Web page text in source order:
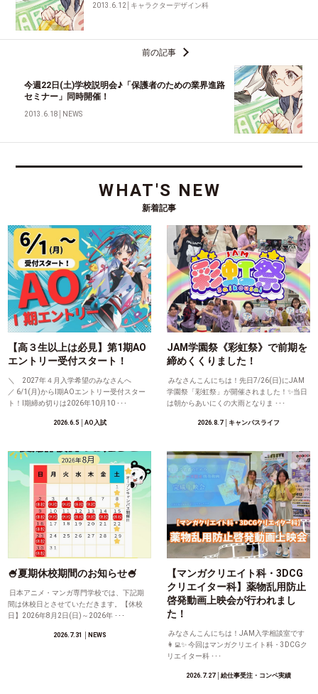
2013.6.12 キャラクターデザイン科
前の記事
今週22日(土)学校説明会♪「保護者のための業界進路
セミナー」同時開催！
2013.6.18 NEWS
WHAT'S NEW
新着記事
【高３生以上は必見】第1期AO
エントリー受付スタート！
＼ 2027年４月入学希望のみなさんへ
／ 6/1(月)からⅠ期AOエントリー受付スター
ト！Ⅰ期締め切りは2026年10月10 ･･･
2026.6.5│AO入試
JAM学園祭《彩虹祭》で前期を
締めくくりました！
みなさんこんにちは！先日7/26(日)にJAM
学園祭「彩虹祭」が開催されました！✨当日
は朝からあいにくの大雨となりま ･･･
2026.8.7│キャンパスライフ
🍧夏期休校期間のお知らせ🍧
日本アニメ・マンガ専門学校では、下記期
間は休校日とさせていただきます。【休校
日】2026年8月2日(日)～2026年 ･･･
2026.7.31 │NEWS
【マンガクリエイト科・3DCG
クリエイター科】薬物乱用防止
啓発動画上映会が行われまし
た！
みなさんこんにちは！JAM入学相談室です
👩‍💻✨ 今回はマンガクリエイト科・3DCGク
リエイター科 ･･･
2026.7.27│絵仕事受注・コンペ実績